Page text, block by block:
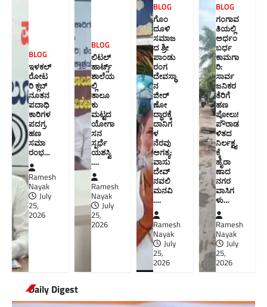
BLOG
ಇಳಕಲ್
ರೋಟ
ರಿ ಕ್ಲಬ್
ನೂತನ‌
ಪದಾಧಿ
ಕಾರಿಗಳ
ಪದಗ್ರ
ಹಣ
ಸಮಾ
ರಂಭ…
Ramesh
Nayak
July
25,
2026
BLOG
ಲಿಟಲ್
ಹಾರ್ಟ್ಸ್
ಶಾಲೆಯ
ಲ್ಲಿ
ತಾಲೂ
ಕು
ಮಟ್ಟದ
ಯೋಗಾ
ಸನ
ಸ್ಪರ್ಧೆ
ಯಶಸ್ವಿ
….
Ramesh
Nayak
July
25,
2026
BLOG
ಗೊಂ
ದೂಳಿ
ಸಮಾಜ
ದ ಶ್ರೀ
ಪಾಂಡು
ರಂಗ
ದೇವಸ್ಥಾ
ನ
ಜೀರ್
ಣೋ
ದ್ಧಾರಕ್ಕೆ
ದಾನಿಗ
ಳ
ನೆರವು
ಅಗತ್ಯ:
ವಾಸು
ದೇವ್
ನವಲಿ
ಮನವಿ​
….
Ramesh
Nayak
July
25,
2026
BLOG
ಗಂಗಾವ
ತಿಯಲ್ಲಿ
ಅರ್ಧಂ
ಬರ್ಧ
ಕಾಮಗಾ
ರಿ:
ಸಾರ್ವ
ಜನಿಕರ
ತೆರಿಗೆ
ಹಣ
ಪೋಲು!
ಪೌರಾಡ
ಳಿತದ
ನಿರ್ಲಕ್ಷ್ಯ
ಕ್ಕೆ
ಹೈರಾ
ಣಾದ
ನಗರ
ವಾಸಿಗ
ಳು​…
Ramesh
Nayak
July
25,
2026
Daily Digest